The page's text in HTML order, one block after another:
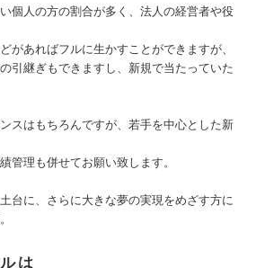
個人の方の割合が多く、法人の経営者や役
があればフルに生かすことができますが、
引継ぎもできますし、新規で当たっていた
スはもちろんですが、若手を中心とした新
管理も併せてお願い致します。
台に、さらに大きな夢の実現をめざす方に
は